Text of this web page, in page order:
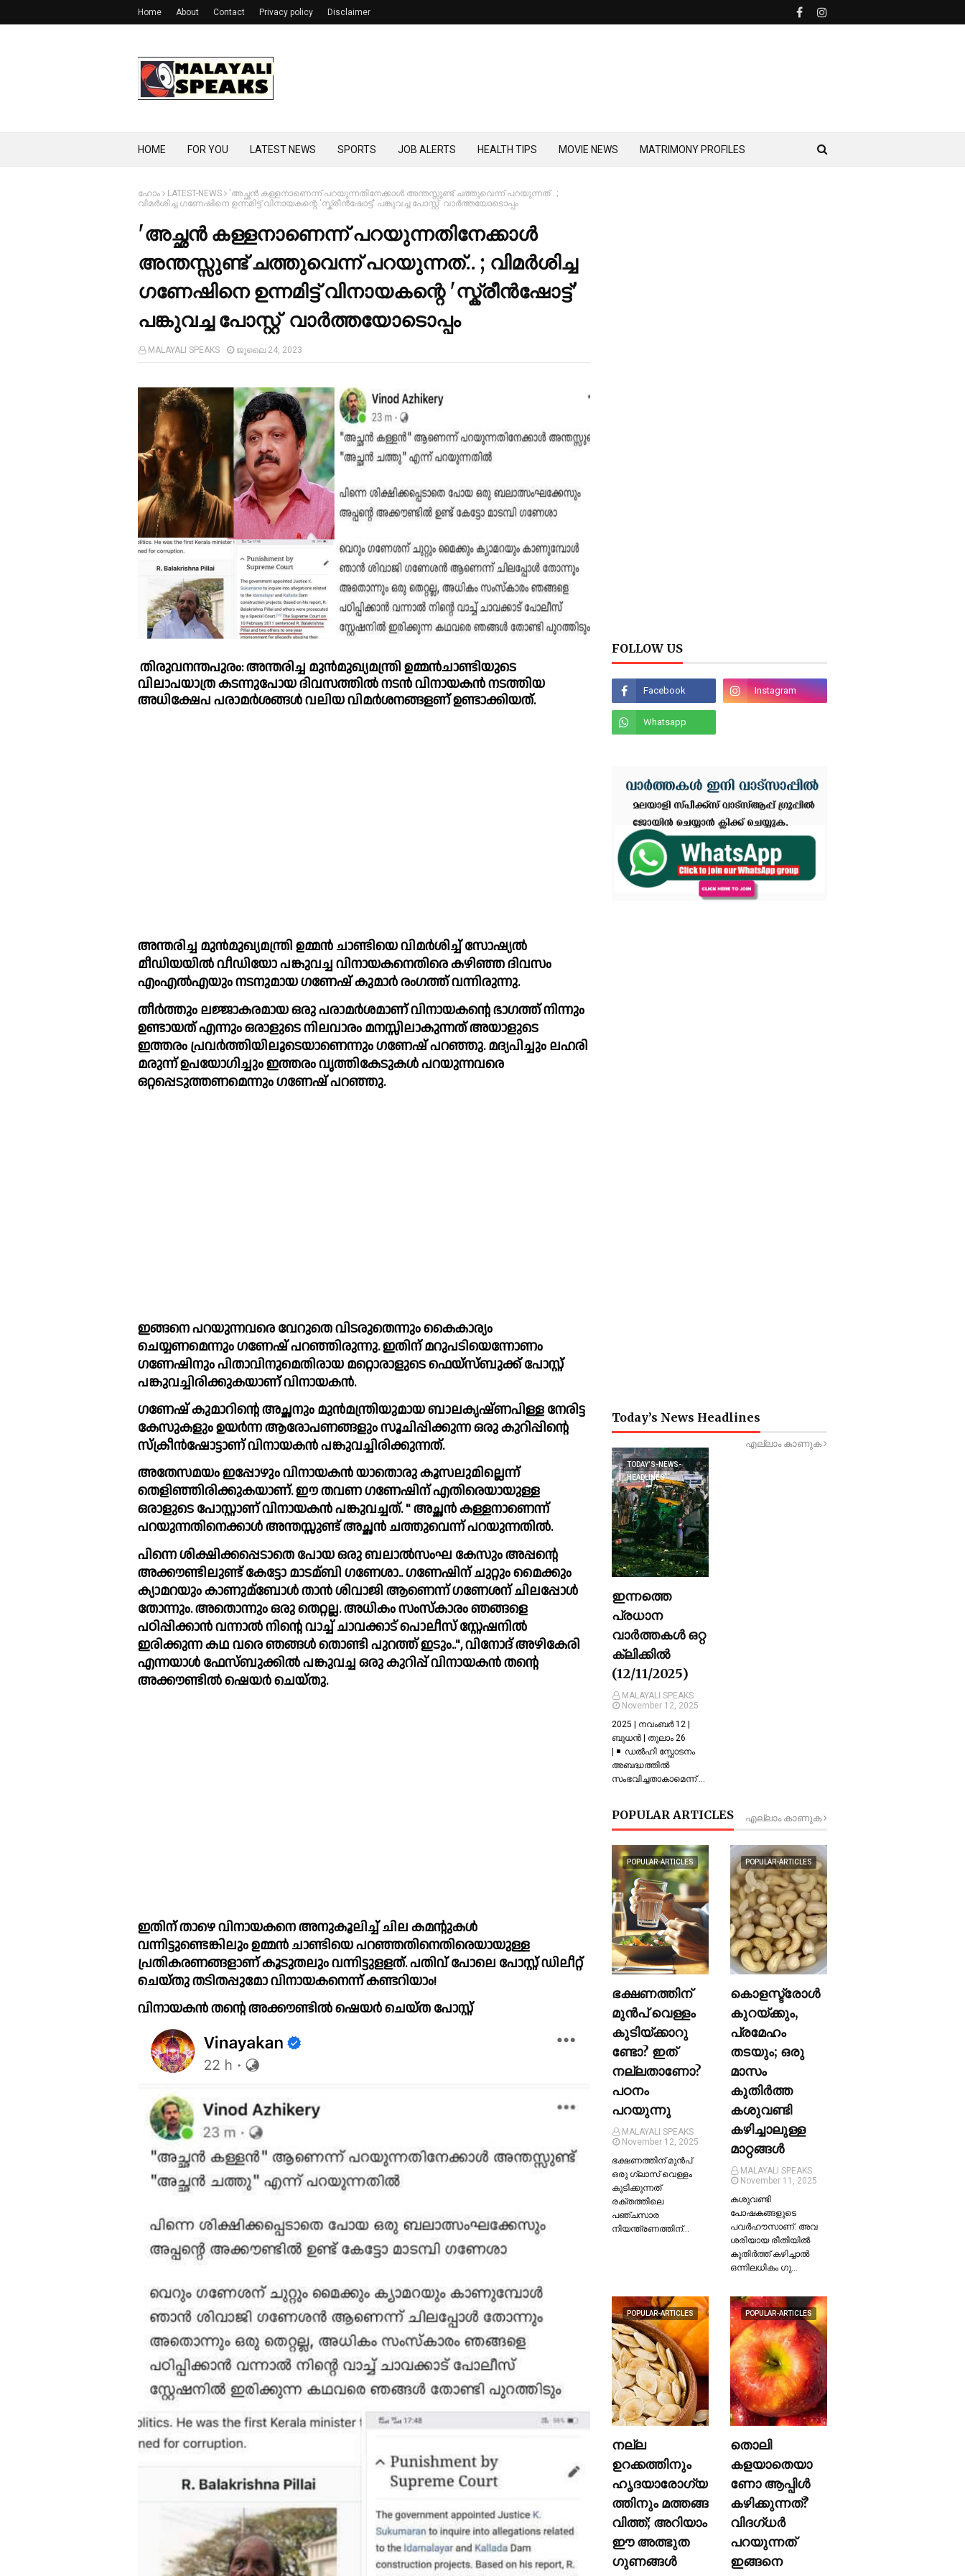
Home About Contact Privacy policy Disclaimer
HOME FOR YOU LATEST NEWS SPORTS JOB ALERTS HEALTH TIPS MOVIE NEWS MATRIMONY PROFILES
ഹോം LATEST-NEWS
'അച്ഛന്‍ കള്ളനാണെന്ന് പറയുന്നതിനേക്കാള്‍ അന്തസ്സുണ്ട് ചത്തുവെന്ന് പറയുന്നത്.. ;
വിമര്‍ശിച്ച ഗണേഷിനെ ഉന്നമിട്ട് വിനായകന്റെ 'സ്ക്രീന്‍ഷോട്ട്' പങ്കുവച്ച പോസ്റ്റ് ‌ വാർത്തയോടൊപ്പം
'അച്ഛന്‍ കള്ളനാണെന്ന് പറയുന്നതിനേക്കാള്‍
അന്തസ്സുണ്ട് ചത്തുവെന്ന് പറയുന്നത്.. ; വിമര്‍ശിച്ച
ഗണേഷിനെ ഉന്നമിട്ട് വിനായകന്റെ 'സ്ക്രീന്‍ഷോട്ട്'
പങ്കുവച്ച പോസ്റ്റ് ‌ വാർത്തയോടൊപ്പം
MALAYALI SPEAKS ജൂലൈ 24, 2023
തിരുവനന്തപുരം: അന്തരിച്ച മുന്‍മുഖ്യമന്ത്രി ഉമ്മന്‍ചാണ്ടിയുടെ
വിലാപയാത്ര കടന്നുപോയ ദിവസത്തില്‍ നടന്‍ വിനായകന്‍ നടത്തിയ
അധിക്ഷേപ പരാമര്‍ശങ്ങള്‍ വലിയ വിമര്‍ശനങ്ങളണ് ഉണ്ടാക്കിയത്.
അന്തരിച്ച മുൻമുഖ്യമന്ത്രി ഉമ്മൻ ചാണ്ടിയെ വിമര്‍ശിച്ച്‌ സോഷ്യല്‍
മീഡിയയില്‍ വീഡിയോ പങ്കുവച്ച വിനായകനെതിരെ കഴിഞ്ഞ ദിവസം
എംഎല്‍എയും നടനുമായ ഗണേഷ് കുമാര്‍ രംഗത്ത് വന്നിരുന്നു.
തീര്‍ത്തും ലജ്ജാകരമായ ഒരു പരാമര്‍ശമാണ് വിനായകന്റെ ഭാഗത്ത് നിന്നും
ഉണ്ടായത് എന്നും ഒരാളുടെ നിലവാരം മനസ്സിലാകുന്നത് അയാളുടെ
ഇത്തരം പ്രവര്‍ത്തിയിലൂടെയാണെന്നും ഗണേഷ് പറഞ്ഞു. മദ്യപിച്ചും ലഹരി
മരുന്ന് ഉപയോഗിച്ചും ഇത്തരം വൃത്തികേടുകള്‍ പറയുന്നവരെ
ഒറ്റപ്പെടുത്തണമെന്നും ഗണേഷ് പറഞ്ഞു.
ഇങ്ങനെ പറയുന്നവരെ വേറുതെ വിടരുതെന്നും കൈകാര്യം
ചെയ്യണമെന്നും ഗണേഷ് പറഞ്ഞിരുന്നു. ഇതിന് മറുപടിയെന്നോണം
ഗണേഷിനും പിതാവിനുമെതിരായ മറ്റൊരാളുടെ ഫെയ്സ്ബുക്ക് പോസ്റ്റ്
പങ്കുവച്ചിരിക്കുകയാണ് വിനായകന്‍.
ഗണേഷ് കുമാറിന്റെ അച്ഛനും മുന്‍മന്ത്രിയുമായ ബാലകൃഷ്ണപിള്ള നേരിട്ട
കേസുകളും ഉയര്‍ന്ന ആരോപണങ്ങളും സൂചിപ്പിക്കുന്ന ഒരു കുറിപ്പിന്റെ
സ്ക്രീന്‍ഷോട്ടാണ് വിനായകന്‍ പങ്കുവച്ചിരിക്കുന്നത്.
അതേസമയം ഇപ്പോഴും വിനായകൻ യാതൊരു കൂസലുമില്ലെന്ന്
തെളിഞ്ഞിരിക്കുകയാണ്. ഈ തവണ ഗണേഷിന് എതിരെയായുള്ള
ഒരാളുടെ പോസ്റ്റാണ് വിനായകൻ പങ്കുവച്ചത്. " അച്ഛൻ കള്ളനാണെന്ന്
പറയുന്നതിനെക്കാള്‍ അന്തസ്സുണ്ട് അച്ഛൻ ചത്തുവെന്ന് പറയുന്നതില്‍.
പിന്നെ ശിക്ഷിക്കപ്പെടാതെ പോയ ഒരു ബലാല്‍സംഘ കേസും അപ്പന്റെ
അക്കൗണ്ടിലുണ്ട് കേട്ടോ മാടമ്ബി ഗണേശാ.. ഗണേഷിന് ചുറ്റും മൈക്കും
ക്യാമറയും കാണുമ്ബോള്‍ താൻ ശിവാജി ആണെന്ന് ഗണേശന് ചിലപ്പോള്‍
തോന്നും. അതൊന്നും ഒരു തെറ്റല്ല. അധികം സംസ്കാരം ഞങ്ങളെ
പഠിപ്പിക്കാൻ വന്നാല്‍ നിന്റെ വാച്ച്‌ ചാവക്കാട് പൊലീസ് സ്റ്റേഷനില്‍
ഇരിക്കുന്ന കഥ വരെ ഞങ്ങള്‍ തൊണ്ടി പുറത്ത് ഇടും..", വിനോദ് അഴികേരി
എന്നയാള്‍ ഫേസ്ബുക്കില്‍ പങ്കുവച്ച ഒരു കുറിപ്പ് വിനായകൻ തന്റെ
അക്കൗണ്ടില്‍ ഷെയര്‍ ചെയ്തു.
ഇതിന് താഴെ വിനായകനെ അനുകൂലിച്ച്‌ ചില കമന്റുകള്‍
വന്നിട്ടുണ്ടെങ്കിലും ഉമ്മൻ ചാണ്ടിയെ പറഞ്ഞതിനെതിരെയായുള്ള
പ്രതികരണങ്ങളാണ് കൂടുതലും വന്നിട്ടുളളത്. പതിവ് പോലെ പോസ്റ്റ് ഡിലീറ്റ്
ചെയ്തു തടിതപ്പുമോ വിനായകനെന്ന് കണ്ടറിയാം!
വിനായകൻ തന്റെ അക്കൗണ്ടില്‍ ഷെയര്‍ ചെയ്ത പോസ്റ്റ്
FOLLOW US
Today’s News Headlines
എല്ലാം കാണുക
TODAY’S-NEWS-
HEADLINES
ഇന്നത്തെ
പ്രധാന
വാർത്തകൾ ഒറ്റ
ക്ലിക്കിൽ
(12/11/2025)
MALAYALI SPEAKS
November 12, 2025
2025 | നവംബർ 12 |
ബുധൻ | തുലാം 26
| ◾ ഡല്‍ഹി സ്ഫോടനം
അബദ്ധത്തില്‍
സംഭവിച്ചതാകാമെന്ന് …
POPULAR ARTICLES എല്ലാം കാണുക
POPULAR-ARTICLES
ഭക്ഷണത്തിന്
മുന്‍പ് വെള്ളം
കുടിയ്ക്കാറു
ണ്ടോ? ഇത്
നല്ലതാണോ?
പഠനം
പറയുന്നു
MALAYALI SPEAKS
November 12, 2025
ഭക്ഷണത്തിന് മുന്‍പ്
ഒരു ഗ്ലാസ് വെള്ളം
കുടിക്കുന്നത്
രക്തത്തിലെ
പഞ്ചസാര
നിയന്ത്രണത്തിന്…
POPULAR-ARTICLES
കൊളസ്ട്രോള്‍
കുറയ്ക്കും,
പ്രമേഹം
തടയും; ഒരു
മാസം
കുതിര്‍ത്ത
കശുവണ്ടി
കഴിച്ചാലുള്ള
മാറ്റങ്ങള്‍
MALAYALI SPEAKS
November 11, 2025
കശുവണ്ടി
പോഷകങ്ങളുടെ
പവർഹൗസാണ്. അവ
ശരിയായ രീതിയില്‍
കുതിർത്ത് കഴിച്ചാല്‍
ഒന്നിലധികം ഗു…
POPULAR-ARTICLES
നല്ല
ഉറക്കത്തിനും
ഹൃദയാരോഗ്യ
ത്തിനും മത്തങ്ങ
വിത്ത്; അറിയാം
ഈ അത്ഭുത
ഗുണങ്ങള്‍
POPULAR-ARTICLES
തൊലി
കളയാതെയാ
ണോ ആപ്പിള്‍
കഴിക്കുന്നത്?
വിദഗ്ധര്‍
പറയുന്നത്
ഇങ്ങനെ